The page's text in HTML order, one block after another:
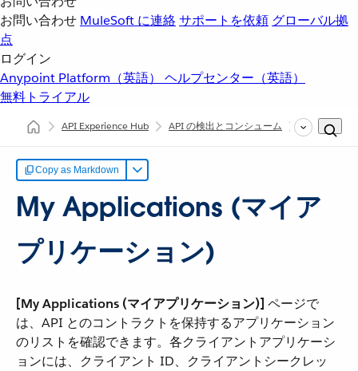
お問い合わせ MuleSoft に連絡サポートを依頼 グローバル拠
点
ログイン
Anypoint Platform（英語） ヘルプセンター（英語）
無料トライアル
API Experience Hub API の検出とコンシューム My
Copy as Markdown
My Applications (マイア
プリケーション)
[My Applications (マイアプリケーション)] ​ ページで
は、API とのコントラクトを保持するアプリケーション
のリストを確認できます。各クライアントアプリケーシ
ョンには、クライアント ID、クライアントシークレッ